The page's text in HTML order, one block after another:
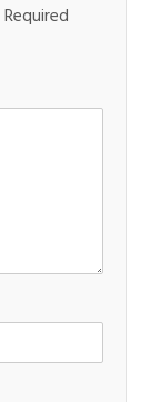
Required